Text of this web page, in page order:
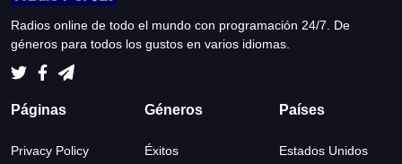
Radios online de todo el mundo con programación 24/7. De
géneros para todos los gustos en varios idiomas.
Páginas
Privacy Policy
Géneros
Éxitos
Países
Estados Unidos